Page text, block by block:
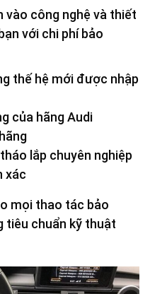
vào công nghệ và thiết
với chi phí bảo
thế hệ mới được nhập
của hãng Audi
lắp chuyên nghiệp
xác
mọi thao tác bảo
tiêu chuẩn kỹ thuật